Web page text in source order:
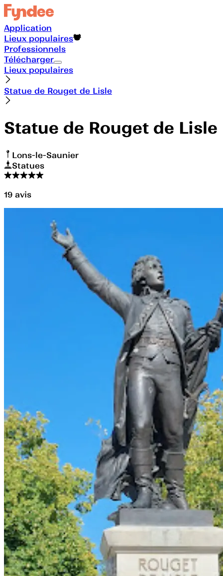
Application
Lieux populaires
Professionnels
Télécharger
Lieux populaires
Statue de Rouget de Lisle
Statue de Rouget de Lisle
Lons-le-Saunier
Statues
19 avis